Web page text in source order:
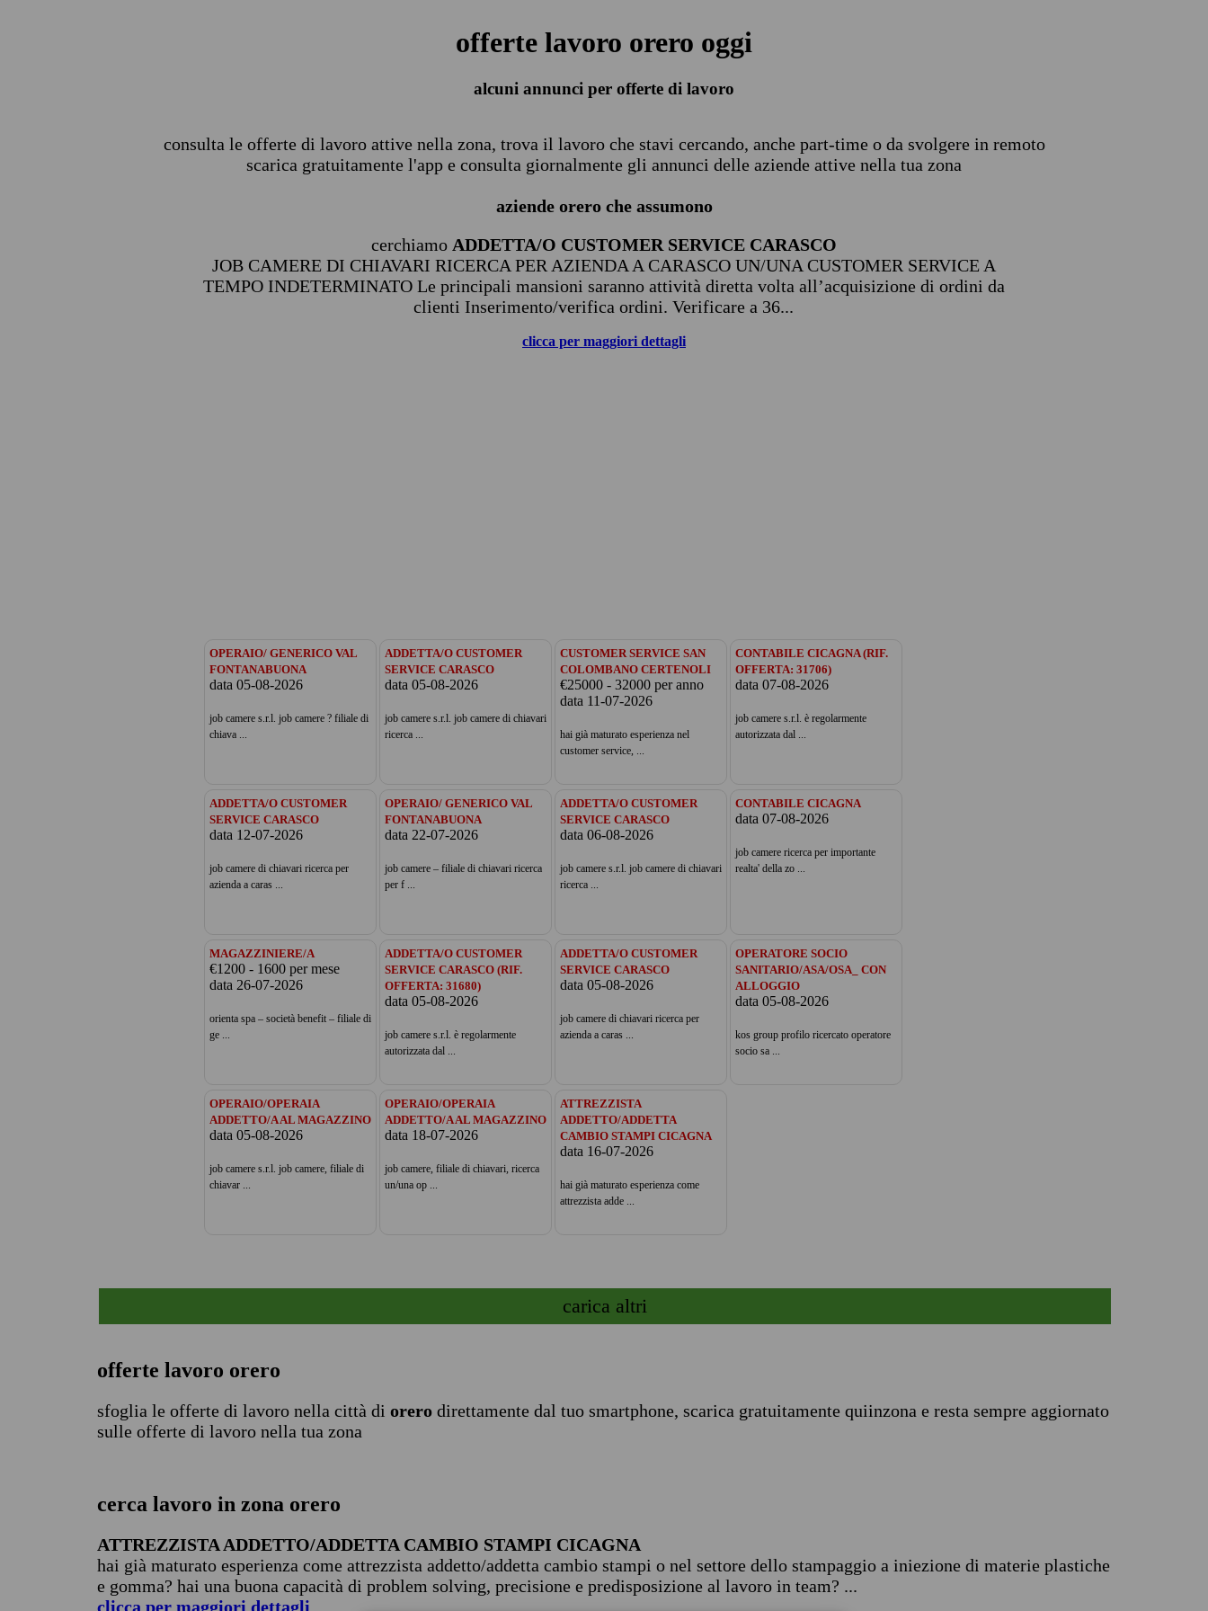
offerte lavoro orero oggi
alcuni annunci per offerte di lavoro
consulta le offerte di lavoro attive nella zona, trova il lavoro che stavi cercando, anche part-time o da svolgere in remoto
scarica gratuitamente l'app e consulta giornalmente gli annunci delle aziende attive nella tua zona
aziende orero che assumono
cerchiamo ADDETTA/O CUSTOMER SERVICE CARASCO
JOB CAMERE DI CHIAVARI RICERCA PER AZIENDA A CARASCO UN/UNA CUSTOMER SERVICE A
TEMPO INDETERMINATO Le principali mansioni saranno attività diretta volta all’acquisizione di ordini da
clienti Inserimento/verifica ordini. Verificare a 36...
clicca per maggiori dettagli
OPERAIO/ GENERICO VAL
FONTANABUONA
data 05-08-2026
job camere s.r.l. job camere ? filiale di
chiava ...
ADDETTA/O CUSTOMER
SERVICE CARASCO
data 05-08-2026
job camere s.r.l. job camere di chiavari
ricerca ...
CUSTOMER SERVICE SAN
COLOMBANO CERTENOLI
€25000 - 32000 per anno
data 11-07-2026
hai già maturato esperienza nel
customer service, ...
CONTABILE CICAGNA (RIF.
OFFERTA: 31706)
data 07-08-2026
job camere s.r.l. è regolarmente
autorizzata dal ...
ADDETTA/O CUSTOMER
SERVICE CARASCO
data 12-07-2026
job camere di chiavari ricerca per
azienda a caras ...
OPERAIO/ GENERICO VAL
FONTANABUONA
data 22-07-2026
job camere – filiale di chiavari ricerca
per f ...
ADDETTA/O CUSTOMER
SERVICE CARASCO
data 06-08-2026
job camere s.r.l. job camere di chiavari
ricerca ...
CONTABILE CICAGNA
data 07-08-2026
job camere ricerca per importante
realta' della zo ...
MAGAZZINIERE/A
€1200 - 1600 per mese
data 26-07-2026
orienta spa – società benefit – filiale di
ge ...
ADDETTA/O CUSTOMER
SERVICE CARASCO (RIF.
OFFERTA: 31680)
data 05-08-2026
job camere s.r.l. è regolarmente
autorizzata dal ...
ADDETTA/O CUSTOMER
SERVICE CARASCO
data 05-08-2026
job camere di chiavari ricerca per
azienda a caras ...
OPERATORE SOCIO
SANITARIO/ASA/OSA_ CON
ALLOGGIO
data 05-08-2026
kos group profilo ricercato operatore
socio sa ...
OPERAIO/OPERAIA
ADDETTO/A AL MAGAZZINO
data 05-08-2026
job camere s.r.l. job camere, filiale di
chiavar ...
OPERAIO/OPERAIA
ADDETTO/A AL MAGAZZINO
data 18-07-2026
job camere, filiale di chiavari, ricerca
un/una op ...
ATTREZZISTA
ADDETTO/ADDETTA
CAMBIO STAMPI CICAGNA
data 16-07-2026
hai già maturato esperienza come
attrezzista adde ...
carica altri
offerte lavoro orero
sfoglia le offerte di lavoro nella città di orero direttamente dal tuo smartphone, scarica gratuitamente quiinzona e resta sempre aggiornato
sulle offerte di lavoro nella tua zona
cerca lavoro in zona orero
ATTREZZISTA ADDETTO/ADDETTA CAMBIO STAMPI CICAGNA
hai già maturato esperienza come attrezzista addetto/addetta cambio stampi o nel settore dello stampaggio a iniezione di materie plastiche
e gomma? hai una buona capacità di problem solving, precisione e predisposizione al lavoro in team? ...
clicca per maggiori dettagli